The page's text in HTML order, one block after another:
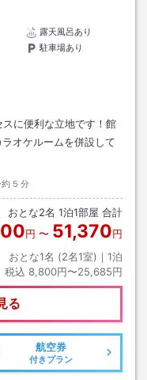
露天風呂あり
駐車場あり
に便利な立地です！館
オケルームを併設して
５分
おとな2名 1泊1部屋 合計
円 〜 51,370円
おとな1名 (2名1室)｜ 1泊
税込 8,800円〜25,685円
る
航空券
付きプラン